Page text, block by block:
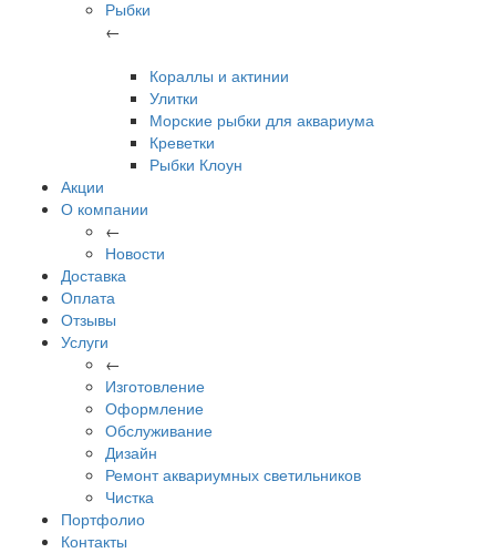
Рыбки
←
Кораллы и актинии
Улитки
Морские рыбки для аквариума
Креветки
Рыбки Клоун
Акции
О компании
←
Новости
Доставка
Оплата
Отзывы
Услуги
←
Изготовление
Оформление
Обслуживание
Дизайн
Ремонт аквариумных светильников
Чистка
Портфолио
Контакты